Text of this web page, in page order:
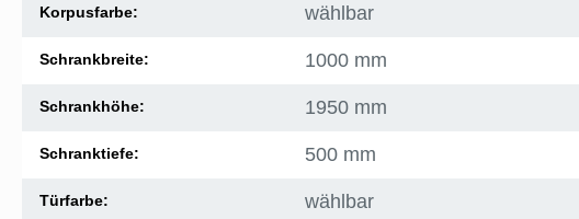
Korpusfarbe: wählbar
Schrankbreite: 1000 mm
Schrankhöhe: 1950 mm
Schranktiefe: 500 mm
Türfarbe: wählbar